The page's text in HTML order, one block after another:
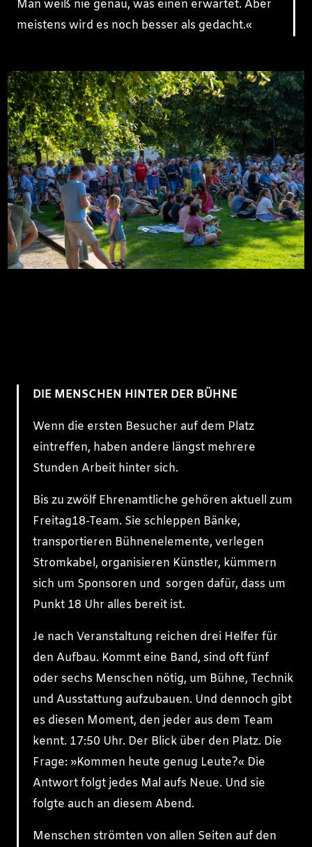
Man weiß nie genau, was einen erwartet. Aber
meistens wird es noch besser als gedacht.«
DIE MENSCHEN HINTER DER BÜHNE
Wenn die ersten Besucher auf dem Platz
eintreffen, haben andere längst mehrere
Stunden Arbeit hinter sich.
Bis zu zwölf Ehrenamtliche gehören aktuell zum
Freitag18-Team. Sie schleppen Bänke,
transportieren Bühnenelemente, verlegen
Stromkabel, organisieren Künstler, kümmern
sich um Sponsoren und sorgen dafür, dass um
Punkt 18 Uhr alles bereit ist.
Je nach Veranstaltung reichen drei Helfer für
den Aufbau. Kommt eine Band, sind oft fünf
oder sechs Menschen nötig, um Bühne, Technik
und Ausstattung aufzubauen. Und dennoch gibt
es diesen Moment, den jeder aus dem Team
kennt. 17:50 Uhr. Der Blick über den Platz. Die
Frage: »Kommen heute genug Leute?« Die
Antwort folgt jedes Mal aufs Neue. Und sie
folgte auch an diesem Abend.
Menschen strömten von allen Seiten auf den